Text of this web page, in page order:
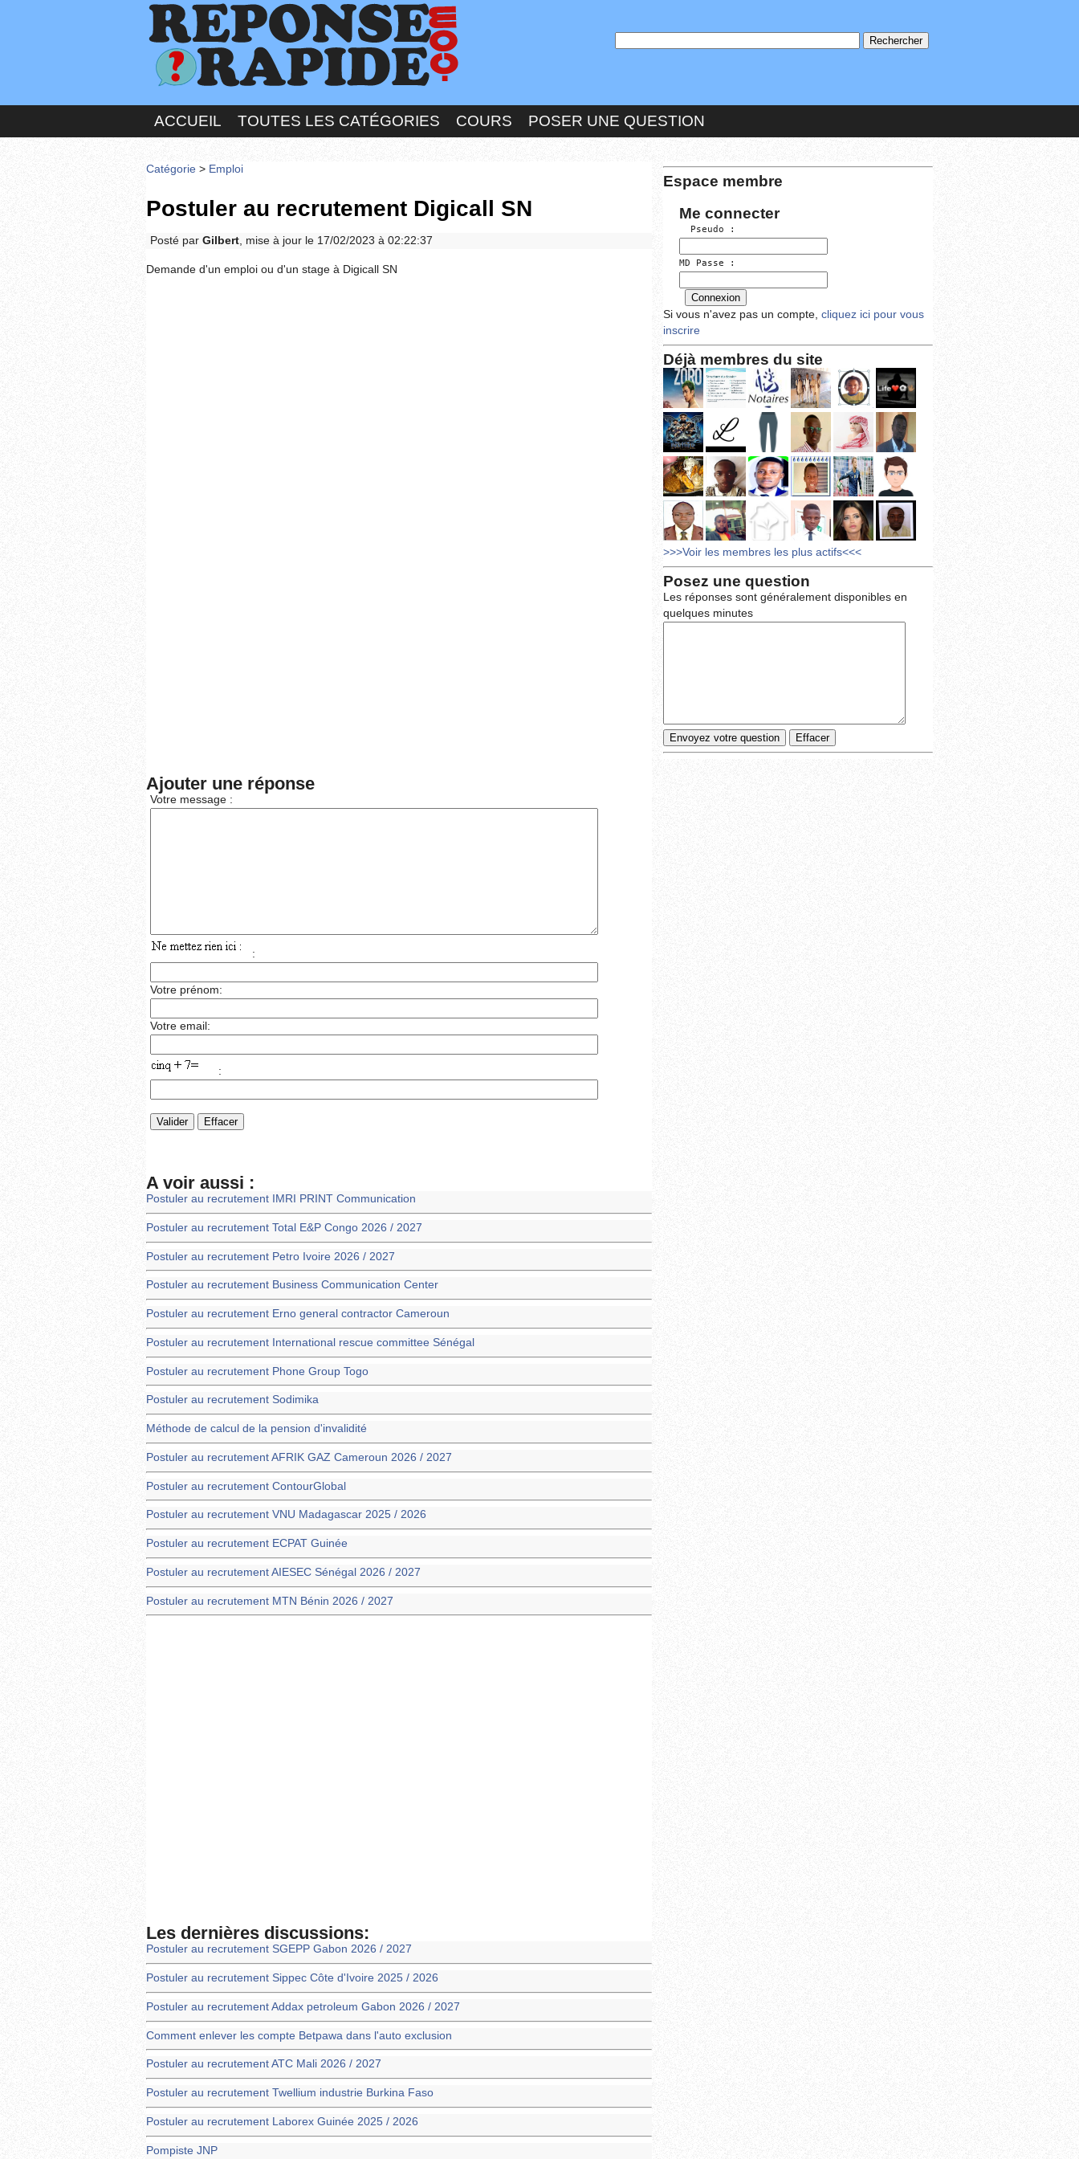
ACCUEIL TOUTES LES CATÉGORIES COURS POSER UNE QUESTION
Catégorie > Emploi
Postuler au recrutement Digicall SN
Posté par Gilbert , mise à jour le 17/02/2023 à 02:22:37
Demande d'un emploi ou d'un stage à Digicall SN
Ajouter une réponse
Votre message :
:
Votre prénom:
Votre email:
:
A voir aussi :
Postuler au recrutement IMRI PRINT Communication
Postuler au recrutement Total E&P Congo 2026 / 2027
Postuler au recrutement Petro Ivoire 2026 / 2027
Postuler au recrutement Business Communication Center
Postuler au recrutement Erno general contractor Cameroun
Postuler au recrutement International rescue committee Sénégal
Postuler au recrutement Phone Group Togo
Postuler au recrutement Sodimika
Méthode de calcul de la pension d'invalidité
Postuler au recrutement AFRIK GAZ Cameroun 2026 / 2027
Postuler au recrutement ContourGlobal
Postuler au recrutement VNU Madagascar 2025 / 2026
Postuler au recrutement ECPAT Guinée
Postuler au recrutement AIESEC Sénégal 2026 / 2027
Postuler au recrutement MTN Bénin 2026 / 2027
Les dernières discussions:
Postuler au recrutement SGEPP Gabon 2026 / 2027
Postuler au recrutement Sippec Côte d'Ivoire 2025 / 2026
Postuler au recrutement Addax petroleum Gabon 2026 / 2027
Comment enlever les compte Betpawa dans l'auto exclusion
Postuler au recrutement ATC Mali 2026 / 2027
Postuler au recrutement Twellium industrie Burkina Faso
Postuler au recrutement Laborex Guinée 2025 / 2026
Pompiste JNP
Espace membre
Me connecter
  Pseudo :
MD Passe :
Si vous n'avez pas un compte, cliquez ici pour vous
inscrire
Déjà membres du site
>>>Voir les membres les plus actifs<<<
Posez une question
Les réponses sont généralement disponibles en
quelques minutes